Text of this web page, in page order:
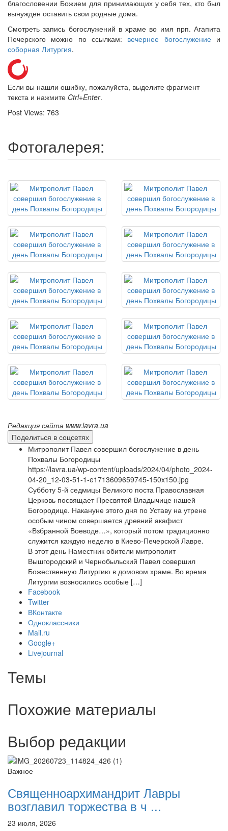
благословении Божием для принимающих у себя тех, кто был
вынужден оставить свои родные дома.
Смотреть запись богослужений в храме во имя прп. Агапита
Печерского можно по ссылкам: вечернее богослужениеи
соборная Литургия.
Если вы нашли ошибку, пожалуйста, выделите фрагмент
текста и нажмите Ctrl+Enter.
Post Views: 763
Фотогалерея:
Редакция сайта www.lavra.ua
Поделиться в соцсетях
Митрополит Павел совершил богослужение в день
Похвалы Богородицы
https://lavra.ua/wp-content/uploads/2024/04/photo_2024-
04-20_12-03-51-1-e1713609659745-150x150.jpg
Субботу 5-й седмицы Великого поста Православная
Церковь посвящает Пресвятой Владычице нашей
Богородице. Накануне этого дня по Уставу на утрене
особым чином совершается древний акафист
«Взбранной Воеводе…», который потом традиционно
служится каждую неделю в Киево-Печерской Лавре.
В этот день Наместник обители митрополит
Вышгородский и Чернобыльский Павел совершил
Божественную Литургию в домовом храме. Во время
Литургии возносились особые […]
Facebook
Twitter
ВКонтакте
Одноклассники
Mail.ru
Google+
Livejournal
Темы
Похожие материалы
Выбор редакции
Важное
Священноархимандрит Лавры
возглавил торжества в ч ...
23 июля, 2026